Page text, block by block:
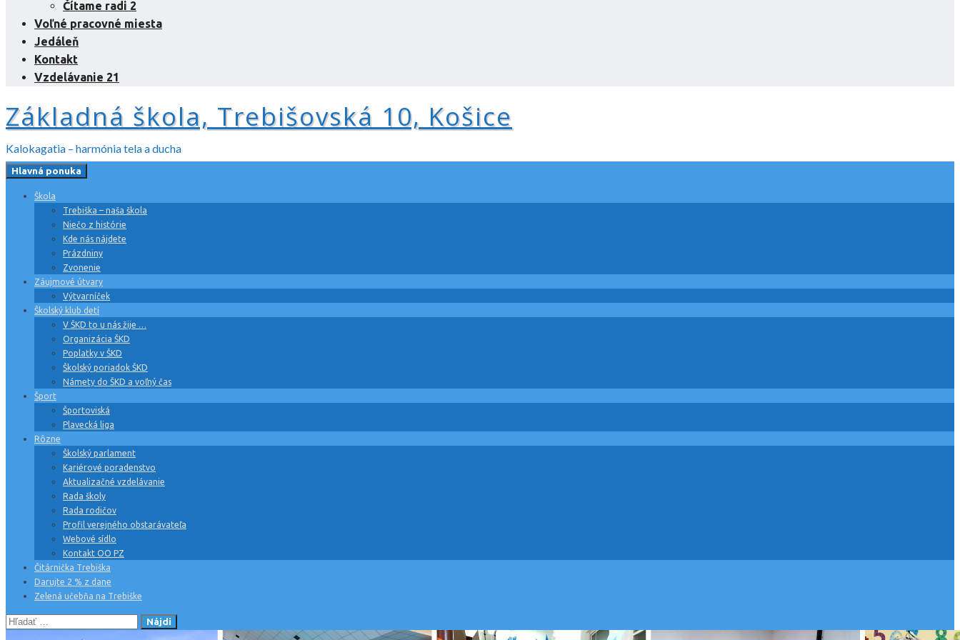
Čítame radi 2
Voľné pracovné miesta
Jedáleň
Kontakt
Vzdelávanie 21
Základná škola, Trebišovská 10, Košice
Kalokagatia – harmónia tela a ducha
Hlavná ponuka
Škola
Trebiška – naša škola
Niečo z histórie
Kde nás nájdete
Prázdniny
Zvonenie
Záujmové útvary
Výtvarníček
Školský klub detí
V ŠKD to u nás žije …
Organizácia ŠKD
Poplatky v ŠKD
Školský poriadok ŠKD
Námety do ŠKD a voľný čas
Šport
Športoviská
Plavecká liga
Rôzne
Školský parlament
Kariérové poradenstvo
Aktualizačné vzdelávanie
Rada školy
Rada rodičov
Profil verejného obstarávateľa
Webové sídlo
Kontakt OO PZ
Čitárnička Trebiška
Darujte 2 % z dane
Zelená učebňa na Trebiške
Hľadať: